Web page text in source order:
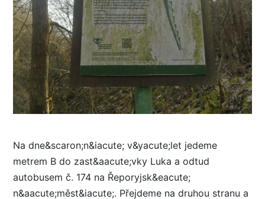
Na dne&scaron;n&iacute; v&yacute;let jedeme
metrem B do zast&aacute;vky Luka a odtud
autobusem č. 174 na Řeporyjsk&eacute;
n&aacute;měst&iacute;. Přejdeme na druhou stranu a